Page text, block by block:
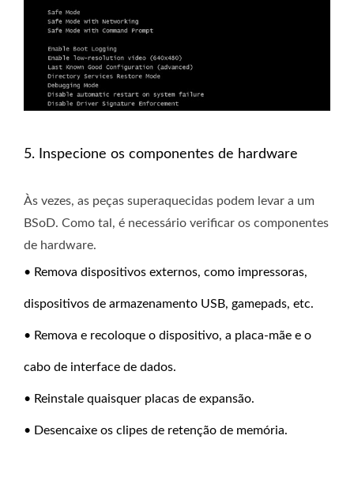
5. Inspecione os componentes de hardware
Às vezes, as peças superaquecidas podem levar a um
BSoD. Como tal, é necessário verificar os componentes
de hardware.
• Remova dispositivos externos, como impressoras,
dispositivos de armazenamento USB, gamepads, etc.
• Remova e recoloque o dispositivo, a placa-mãe e o
cabo de interface de dados.
• Reinstale quaisquer placas de expansão.
• Desencaixe os clipes de retenção de memória.